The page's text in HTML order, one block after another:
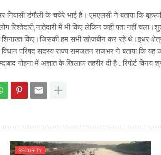
निवासी डंगौली के चचेरे भाई है। एमएलसी ने बताया कि
में भी किए लेकिन कहीं पता नहीं
किए।जिसकी हम सभी खोजबीन कर रहे थे।इधर
परिषद सदस्य राज्य रामजतन राजभर ने बताया कि यह
गोहना में अज्ञात के खिलाफ तहरीर दी है . रिपोर्ट विनय
SECURITY